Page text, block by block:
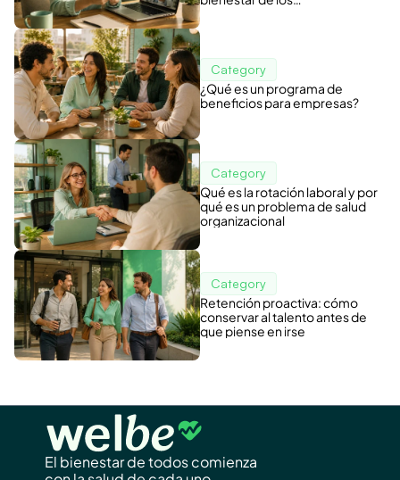
Category
¿Qué es un programa de
beneficios para empresas?
Category
Qué es la rotación laboral y por
qué es un problema de salud
organizacional
Category
Retención proactiva: cómo
conservar al talento antes de
que piense en irse
El bienestar de todos comienza